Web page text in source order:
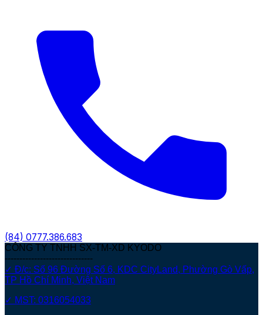
(84) 0777.386.683
CÔNG TY TNHH SX-TM-XD KYODO
------------------------------
✓ Đ/c: Số 96 Đường Số 6, KDC CityLand, Phường Gò Vấp,
TP Hồ Chí Minh, Việt Nam
✓ MST: 0316054033